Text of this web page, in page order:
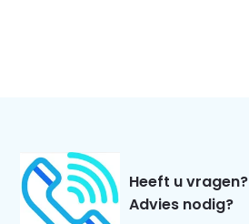
Heeft u vragen?
Advies nodig?